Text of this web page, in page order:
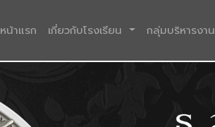
หน้าแรก (current)
เกี่ยวกับโรงเรียน กลุ่มบริหารงาน